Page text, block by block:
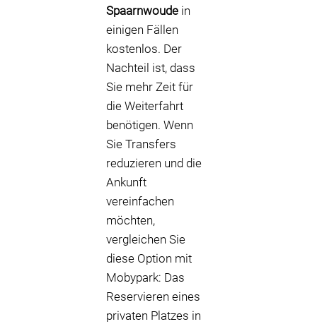
Spaarnwoude in
einigen Fällen
kostenlos. Der
Nachteil ist, dass
Sie mehr Zeit für
die Weiterfahrt
benötigen. Wenn
Sie Transfers
reduzieren und die
Ankunft
vereinfachen
möchten,
vergleichen Sie
diese Option mit
Mobypark: Das
Reservieren eines
privaten Platzes in